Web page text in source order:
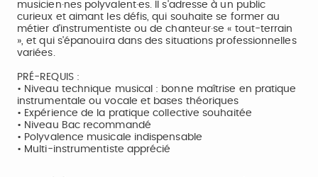
musicien·nes polyvalent·es. Il s'adresse à un public
curieux et aimant les défis, qui souhaite se former au
métier d'instrumentiste ou de chanteur·se « tout-terrain
», et qui s'épanouira dans des situations professionnelles
variées.
PRÉ-REQUIS :
• Niveau technique musical : bonne maîtrise en pratique
instrumentale ou vocale et bases théoriques
• Expérience de la pratique collective souhaitée
• Niveau Bac recommandé
• Polyvalence musicale indispensable
• Multi-instrumentiste apprécié